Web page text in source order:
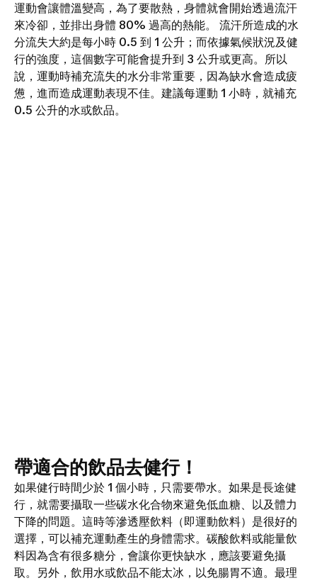
運動會讓體溫變高，為了要散熱，身體就會開始透過流汗
來冷卻，並排出身體 80% 過高的熱能。 流汗所造成的水
分流失大約是每小時 0.5 到 1 公升；而依據氣候狀況及健
行的強度，這個數字可能會提升到 3 公升或更高。所以
說，運動時補充流失的水分非常重要，因為缺水會造成疲
憊，進而造成運動表現不佳。建議每運動 1 小時，就補充
0.5 公升的水或飲品。
帶適合的飲品去健行！
如果健行時間少於 1 個小時，只需要帶水。如果是長途健
行，就需要攝取一些碳水化合物來避免低血糖、以及體力
下降的問題。這時等滲透壓飲料（即運動飲料）是很好的
選擇，可以補充運動產生的身體需求。碳酸飲料或能量飲
料因為含有很多糖分，會讓你更快缺水，應該要避免攝
取。另外，飲用水或飲品不能太冰，以免腸胃不適。最理